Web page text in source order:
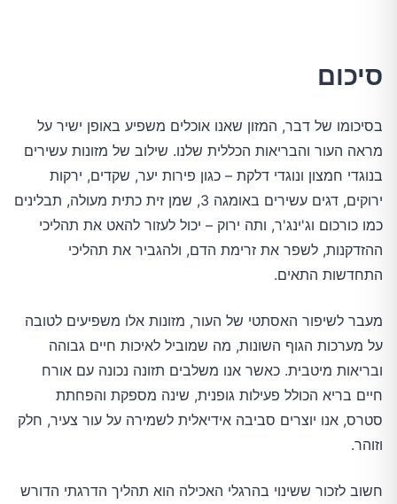
סיכום
בסיכומו של דבר, המזון שאנו אוכלים משפיע באופן ישיר על
מראה העור והבריאות הכללית שלנו. שילוב של מזונות עשירים
בנוגדי חמצון ונוגדי דלקת – כגון פירות יער, שקדים, ירקות
ירוקים, דגים עשירים באומגה 3, שמן זית כתית מעולה, תבלינים
כמו כורכום וג'ינג'ר, ותה ירוק – יכול לעזור להאט את תהליכי
ההזדקנות, לשפר את זרימת הדם, ולהגביר את תהליכי
התחדשות התאים.
מעבר לשיפור האסתטי של העור, מזונות אלו משפיעים לטובה
על מערכות הגוף השונות, מה שמוביל לאיכות חיים גבוהה
ובריאות מיטבית. כאשר אנו משלבים תזונה נכונה עם אורח
חיים בריא הכולל פעילות גופנית, שינה מספקת והפחתת
סטרס, אנו יוצרים סביבה אידיאלית לשמירה על עור צעיר, חלק
וזוהר.
חשוב לזכור ששינוי בהרגלי האכילה הוא תהליך הדרגתי הדורש